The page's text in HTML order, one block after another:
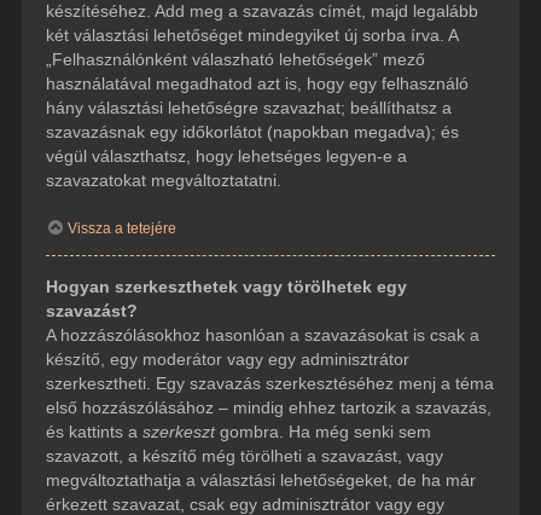
készítéséhez. Add meg a szavazás címét, majd legalább
két választási lehetőséget mindegyiket új sorba írva. A
„Felhasználónként válaszható lehetőségek” mező
használatával megadhatod azt is, hogy egy felhasználó
hány választási lehetőségre szavazhat; beállíthatsz a
szavazásnak egy időkorlátot (napokban megadva); és
végül választhatsz, hogy lehetséges legyen-e a
szavazatokat megváltoztatatni.
Vissza a tetejére
Hogyan szerkeszthetek vagy törölhetek egy
szavazást?
A hozzászólásokhoz hasonlóan a szavazásokat is csak a
készítő, egy moderátor vagy egy adminisztrátor
szerkesztheti. Egy szavazás szerkesztéséhez menj a téma
első hozzászólásához – mindig ehhez tartozik a szavazás,
és kattints a szerkesztgombra. Ha még senki sem
szavazott, a készítő még törölheti a szavazást, vagy
megváltoztathatja a választási lehetőségeket, de ha már
érkezett szavazat, csak egy adminisztrátor vagy egy